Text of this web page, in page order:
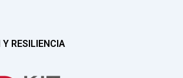
RESILIENCIA